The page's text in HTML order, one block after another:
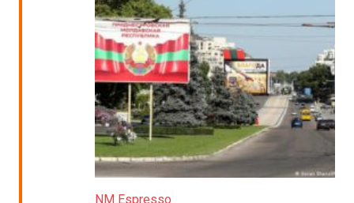
NM Espresso